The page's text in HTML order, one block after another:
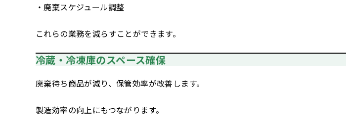
・廃棄スケジュール調整
これらの業務を減らすことができます。
冷蔵・冷凍庫のスペース確保
廃棄待ち商品が減り、保管効率が改善します。
製造効率の向上にもつながります。